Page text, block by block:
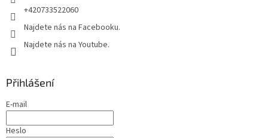
+420733522060
Najdete nás na Facebooku.
Najdete nás na Youtube.
Přihlášení
E-mail
Heslo